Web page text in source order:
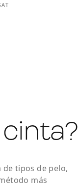
de tipos de pelo,
más